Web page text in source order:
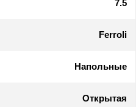
7.5
Ferroli
Напольные
Открытая